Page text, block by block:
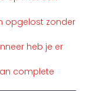
opgelost zonder
heb je er
complete